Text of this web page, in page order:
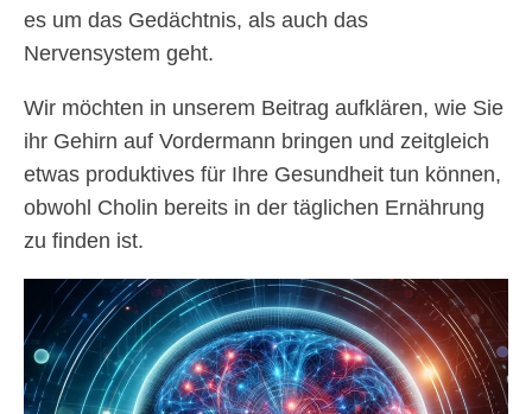
es um das Gedächtnis, als auch das
Nervensystem geht.
Wir möchten in unserem Beitrag aufklären, wie Sie
ihr Gehirn auf Vordermann bringen und zeitgleich
etwas produktives für Ihre Gesundheit tun können,
obwohl Cholin bereits in der täglichen Ernährung
zu finden ist.